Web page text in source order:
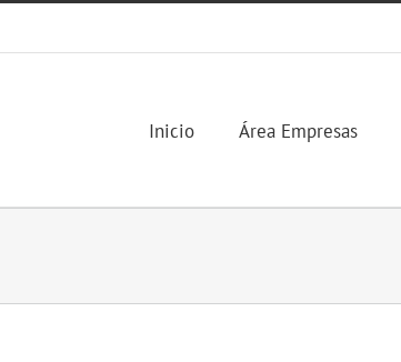
Inicio Área Empresas